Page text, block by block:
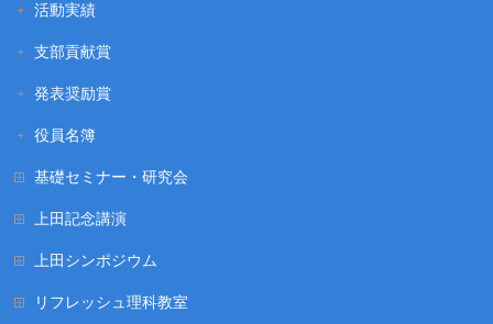
活動実績
支部貢献賞
発表奨励賞
役員名簿
基礎セミナー・研究会
上田記念講演
上田シンポジウム
リフレッシュ理科教室